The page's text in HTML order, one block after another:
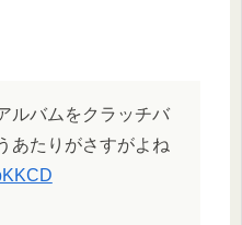
ルバムをクラッチバ
あたりがさすがよね